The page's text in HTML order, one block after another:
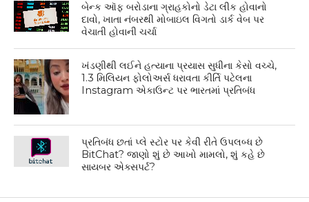
બેન્ક ઑફ બરોડાના ગ્રાહકોનો ડેટા લીક હોવાનો
દાવો, ખાતા નંબરથી મોબાઇલ વિગતો ડાર્ક વેબ પર
વેચાતી હોવાની ચર્ચા
ખંડણીથી લઈને હત્યાના પ્રયાસ સુધીના કેસો વચ્ચે,
1.3 મિલિયન ફોલોઅર્સ ધરાવતા કીર્તિ પટેલના
Instagram એકાઉન્ટ પર ભારતમાં પ્રતિબંધ
પ્રતિબંધ છતાં પ્લે સ્ટોર પર કેવી રીતે ઉપલબ્ધ છે
BitChat? જાણો શું છે આખો મામલો, શું કહે છે
સાયબર એક્સપર્ટ?